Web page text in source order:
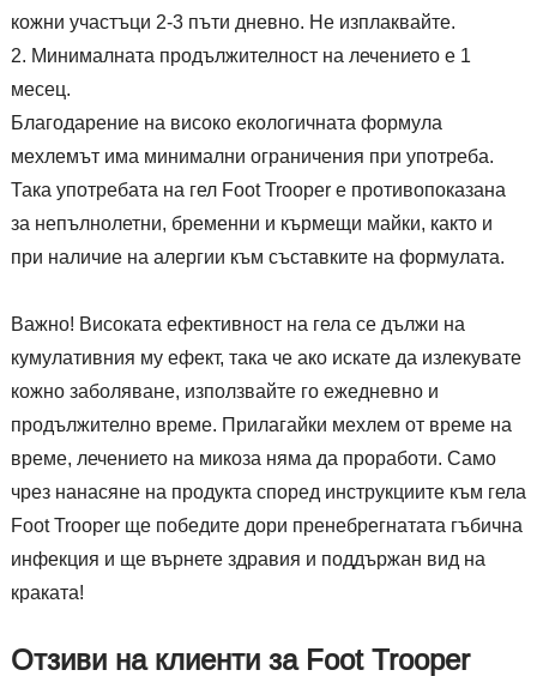
кожни участъци 2-3 пъти дневно. Не изплаквайте.
Минималната продължителност на лечението е 1
месец.
Благодарение на високо екологичната формула
мехлемът има минимални ограничения при употреба.
Така употребата на гел Foot Trooper е противопоказана
за непълнолетни, бременни и кърмещи майки, както и
при наличие на алергии към съставките на формулата.
Важно! Високата ефективност на гела се дължи на
кумулативния му ефект, така че ако искате да излекувате
кожно заболяване, използвайте го ежедневно и
продължително време. Прилагайки мехлем от време на
време, лечението на микоза няма да проработи. Само
чрез нанасяне на продукта според инструкциите към гела
Foot Trooper ще победите дори пренебрегнатата гъбична
инфекция и ще върнете здравия и поддържан вид на
краката!
Отзиви на клиенти за Foot Trooper